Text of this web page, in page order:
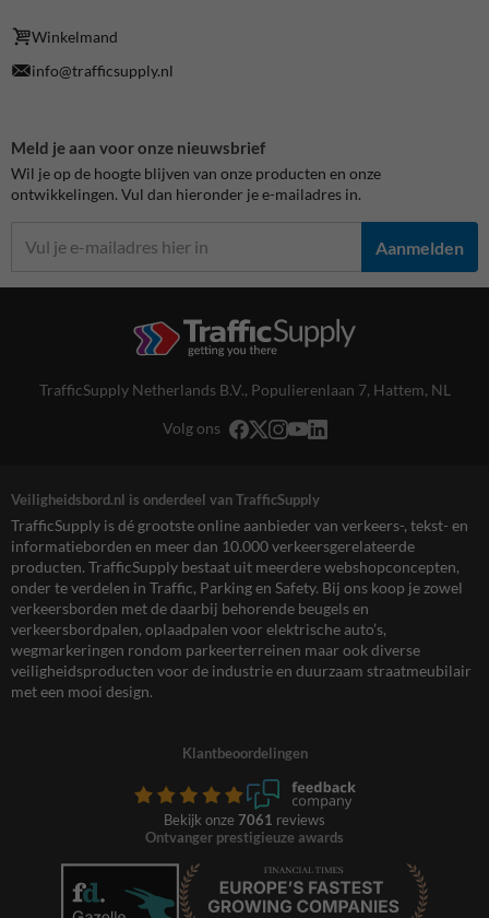
Winkelmand
info@trafficsupply.nl
Meld je aan voor onze nieuwsbrief
Wil je op de hoogte blijven van onze producten en onze
ontwikkelingen. Vul dan hieronder je e-mailadres in.
Aanmelden
TrafficSupply Netherlands B.V., Populierenlaan 7, Hattem, NL
Volg ons
Veiligheidsbord.nl is onderdeel van TrafficSupply
TrafficSupply is dé grootste online aanbieder van verkeers-, tekst- en
informatieborden en meer dan 10.000 verkeersgerelateerde
producten. TrafficSupply bestaat uit meerdere webshopconcepten,
onder te verdelen in Traffic, Parking en Safety. Bij ons koop je zowel
verkeersborden met de daarbij behorende beugels en
verkeersbordpalen, oplaadpalen voor elektrische auto’s,
wegmarkeringen rondom parkeerterreinen maar ook diverse
veiligheidsproducten voor de industrie en duurzaam straatmeubilair
met een mooi design.
Klantbeoordelingen
Bekijk onze 7061 reviews
Ontvanger prestigieuze awards